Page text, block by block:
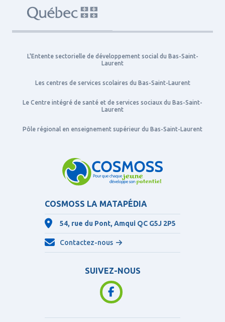
L'Entente sectorielle de développement social du Bas-Saint-
Laurent
Les centres de services scolaires du Bas-Saint-Laurent
Le Centre intégré de santé et de services sociaux du Bas-Saint-
Laurent
Pôle régional en enseignement supérieur du Bas-Saint-Laurent
COSMOSS LA MATAPÉDIA
54, rue du Pont, Amqui QC G5J 2P5
Contactez-nous
SUIVEZ-NOUS